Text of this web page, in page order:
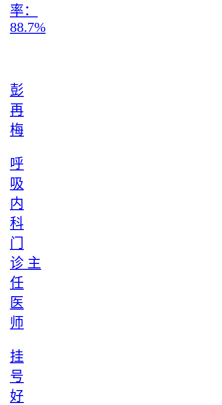
率：
88.7%
彭
再
梅
呼
吸
内
科
门
诊 主
任
医
师
挂
号
好